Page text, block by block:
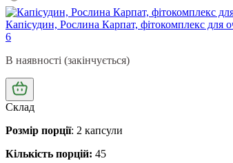
Капісудин, Рослина Карпат, фітокомплекс для
6
В наявності (закінчується)
Склад
Розмір порції: 2 капсули
Кількість порцій: 45